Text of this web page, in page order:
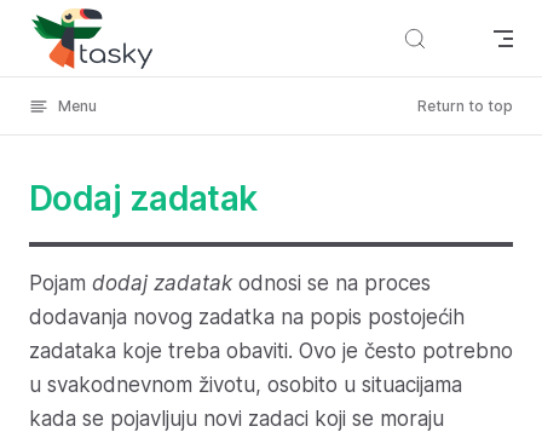
Skip to content
Menu Return to top
Dodaj zadatak
Pojam dodaj zadatak odnosi se na proces
dodavanja novog zadatka na popis postojećih
zadataka koje treba obaviti. Ovo je često potrebno
u svakodnevnom životu, osobito u situacijama
kada se pojavljuju novi zadaci koji se moraju